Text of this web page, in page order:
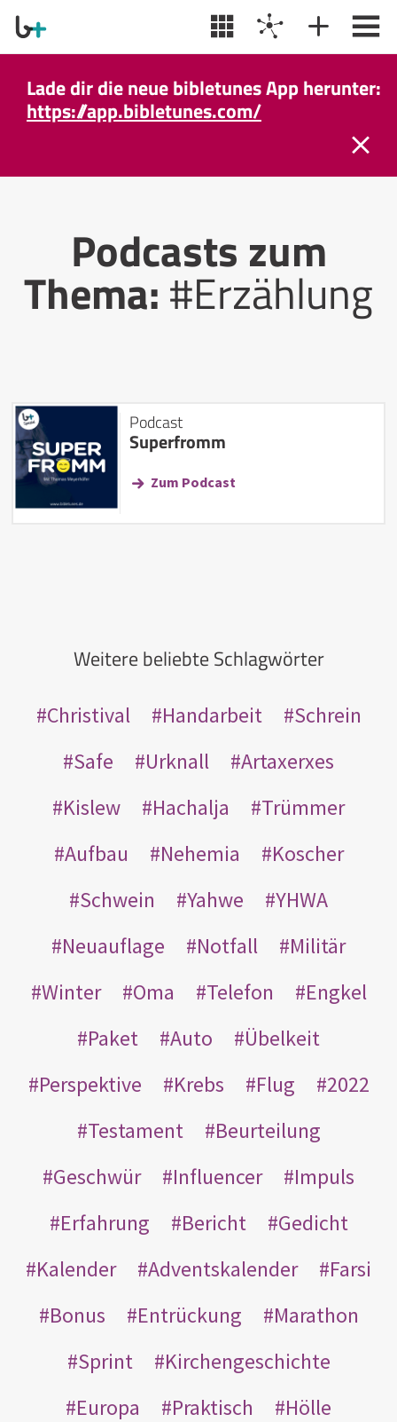
Lade dir die neue bibletunes App herunter:
https://app.bibletunes.com/
Podcasts zum
Thema:#Erzählung
Podcast
Superfromm
Zum Podcast
Weitere beliebte Schlagwörter
Christival Handarbeit
Schrein
Safe
Urknall
Artaxerxes
Kislew
Hachalja
Trümmer
Aufbau
Nehemia
Koscher
Schwein
Yahwe
YHWA
Neuauflage
Notfall
Militär
Winter
Oma Telefon
Engkel
Paket
Auto
Übelkeit
Perspektive
Krebs Flug
2022
Testament
Beurteilung
Geschwür
Influencer
Impuls
Erfahrung
Bericht
Gedicht
Kalender
Adventskalender
Farsi
Bonus
Entrückung
Marathon
Sprint
Kirchengeschichte
Europa
Praktisch
Hölle